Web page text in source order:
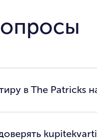
в The Patricks